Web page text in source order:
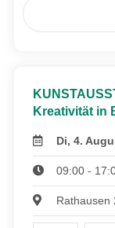
Kreativität in
Di, 4.
09:00 -
Rathausen